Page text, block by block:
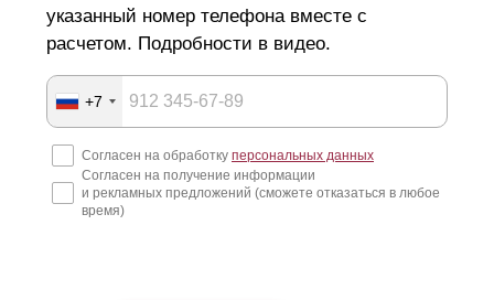
указанный номер телефона вместе с
расчетом. Подробности в видео.
+7
Согласен на обработку персональных данных
Согласен на получение информации
и рекламных предложений (сможете отказаться в любое
время)